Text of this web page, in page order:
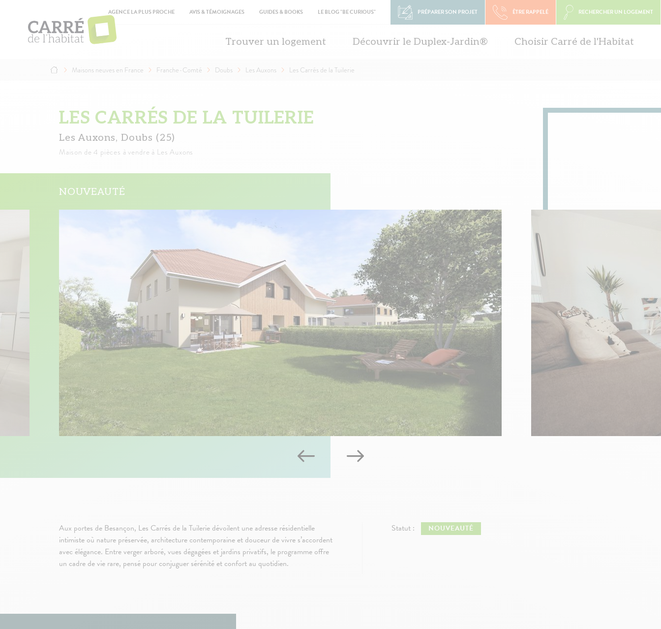
AGENCE LA PLUS PROCHE AVIS & TÉMOIGNAGES GUIDES & BOOKS LE BLOG "BE CURIOUS" PRÉPARER SON PROJET ÊTRE RAPPELÉ RECHERCHER UN LOGEMENT
navigation
Trouver un logement Découvrir le Duplex-Jardin® Choisir Carré de l'Habitat
Maisons neuves en France Franche-Comté Doubs Les Auxons Les Carrés de la Tuilerie
LES CARRÉS DE LA TUILERIE
Les Auxons, Doubs (25)
Maison de 4 pièces à vendre à Les Auxons
NOUVEAUTÉ
Aux portes de Besançon, Les Carrés de la Tuilerie dévoilent une adresse résidentielle
intimiste où nature préservée, architecture contemporaine et douceur de vivre s’accordent
avec élégance. Entre verger arboré, vues dégagées et jardins privatifs, le programme offre
un cadre de vie rare, pensé pour conjuguer sérénité et confort au quotidien.
Statut : NOUVEAUTÉ